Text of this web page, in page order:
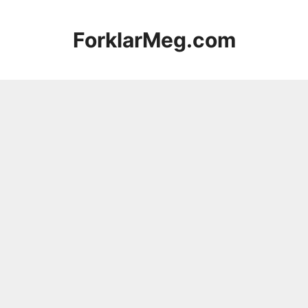
ForklarMeg.com